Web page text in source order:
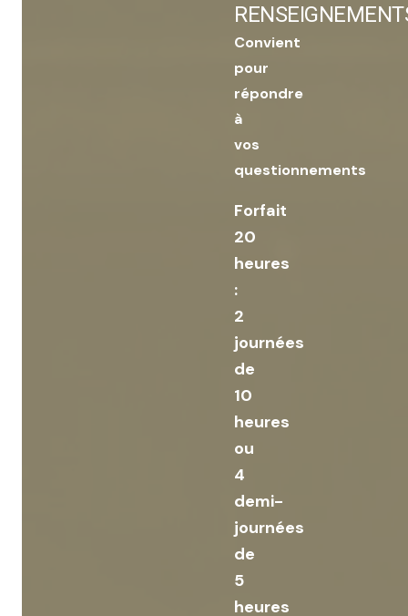
Convient
pour
répondre
à
vos
questionnements
Forfait
20
heures
:
2
journées
de
10
heures
ou
4
demi-
journées
de
5
heures